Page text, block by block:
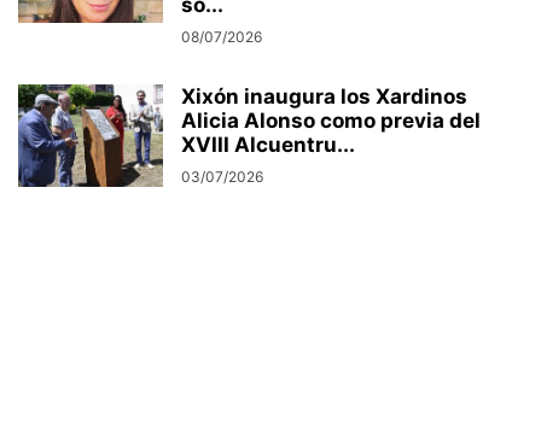
08/07/2026
Xixón inaugura los Xardinos
Alicia Alonso como previa del
XVIII Alcuentru...
03/07/2026